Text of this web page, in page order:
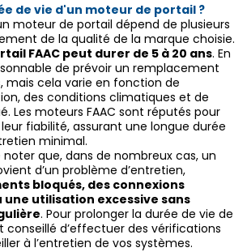
de vie d'un moteur de portail ?
moteur de portail dépend de plusieurs
de la qualité de la marque choisie.
FAAC peut durer de 5 à 20 ans. En
de prévoir un remplacement
mais cela varie en fonction de
des conditions climatiques et de
Les moteurs FAAC sont réputés pour
fiabilité, assurant une longue durée
minimal.
que, dans de nombreux cas, un
d’un problème d’entretien,
bloqués, des connexions
utilisation excessive sans
. Pour prolonger la durée de vie de
conseillé d’effectuer des vérifications
à l’entretien de vos systèmes.